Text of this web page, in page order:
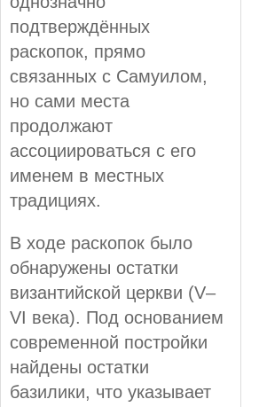
подтверждённых
раскопок, прямо
связанных с Самуилом,
но сами места
продолжают
ассоциироваться с его
именем в местных
традициях.
В ходе раскопок было
обнаружены остатки
византийской церкви (V–
VI века). Под основанием
современной постройки
найдены остатки
базилики, что указывает